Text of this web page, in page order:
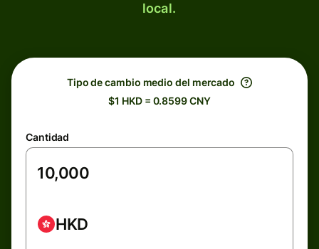
local.
Tipo de cambio medio del mercado
$1 HKD = 0.8599 CNY
Cantidad
HKD